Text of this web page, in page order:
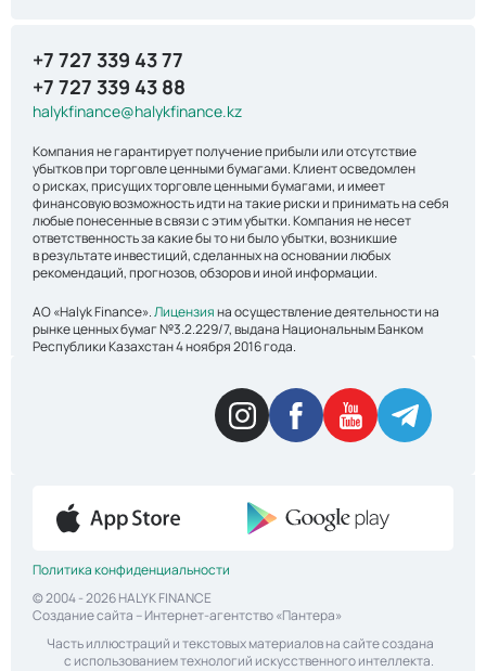
+7 727 339 43 77
+7 727 339 43 88
halykfinance@halykfinance.kz
Компания не гарантирует получение прибыли или отсутствие
убытков при торговле ценными бумагами. Клиент осведомлен
о рисках, присущих торговле ценными бумагами, и имеет
финансовую возможность идти на такие риски и принимать на себя
любые понесенные в связи с этим убытки. Компания не несет
ответственность за какие бы то ни было убытки, возникшие
в результате инвестиций, сделанных на основании любых
рекомендаций, прогнозов, обзоров и иной информации.
АО «Halyk Finance».Лицензияна осуществление деятельности на
рынке ценных бумаг №3.2.229/7, выдана Национальным Банком
Республики Казахстан 4 ноября 2016 года.
Политика конфиденциальности
© 2004 - 2026 HALYK FINANCE
Создание сайта – Интернет-агентство «Пантера»
Часть иллюстраций и текстовых материалов на сайте создана
с использованием технологий искусственного интеллекта.